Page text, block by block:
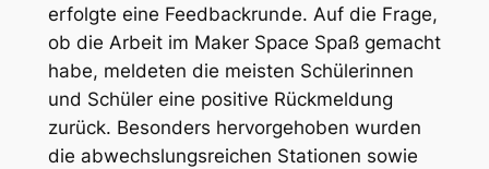
erfolgte eine Feedbackrunde. Auf die Frage,
ob die Arbeit im Maker Space Spaß gemacht
habe, meldeten die meisten Schülerinnen
und Schüler eine positive Rückmeldung
zurück. Besonders hervorgehoben wurden
die abwechslungsreichen Stationen sowie